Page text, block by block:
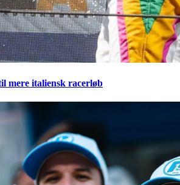
mere italiensk racerløb